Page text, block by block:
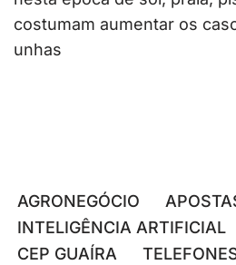
costumam aumentar os
unhas
AGRONEGÓCIO
INTELIGÊNCIA ARTIFICIAL
CEP GUAÍRA